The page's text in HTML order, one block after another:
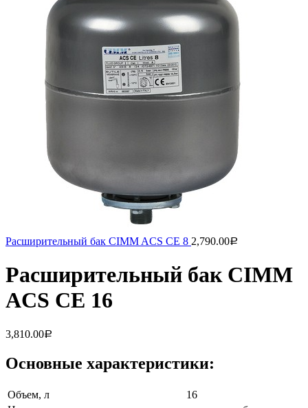
Расширительный бак CIMM ACS CE 8 2,790.00Р
Расширительный бак CIMM
ACS CE 16
3,810.00Р
Основные характеристики:
Объем, л
16